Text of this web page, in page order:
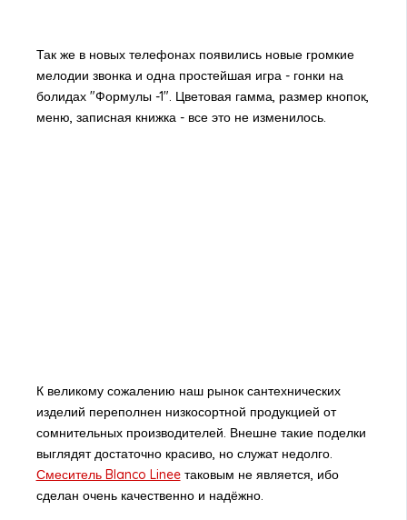
Так же в новых телефонах появились новые громкие
мелодии звонка и одна простейшая игра - гонки на
болидах "Формулы -1". Цветовая гамма, размер кнопок,
меню, записная книжка - все это не изменилось.
К великому сожалению наш рынок сантехнических
изделий переполнен низкосортной продукцией от
сомнительных производителей. Внешне такие поделки
выглядят достаточно красиво, но служат недолго.
Смеситель Blanco Lineeтаковым не является, ибо
сделан очень качественно и надёжно.